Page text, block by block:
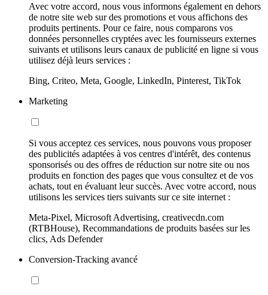
Avec votre accord, nous vous informons également en dehors
de notre site web sur des promotions et vous affichons des
produits pertinents. Pour ce faire, nous comparons vos
données personnelles cryptées avec les fournisseurs externes
suivants et utilisons leurs canaux de publicité en ligne si vous
utilisez déjà leurs services :
Bing, Criteo, Meta, Google, LinkedIn, Pinterest, TikTok
Marketing
Si vous acceptez ces services, nous pouvons vous proposer
des publicités adaptées à vos centres d'intérêt, des contenus
sponsorisés ou des offres de réduction sur notre site ou nos
produits en fonction des pages que vous consultez et de vos
achats, tout en évaluant leur succès. Avec votre accord, nous
utilisons les services tiers suivants sur ce site internet :
Meta-Pixel, Microsoft Advertising, creativecdn.com
(RTBHouse), Recommandations de produits basées sur les
clics, Ads Defender
Conversion-Tracking avancé